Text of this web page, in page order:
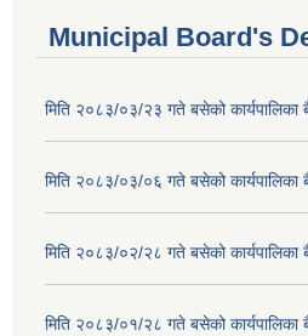
Municipal Board's
मिति २०८३/०३/२३ गते बसेको कार्यपालिका
मिति २०८३/०३/०६ गते बसेको कार्यपालिका
मिति २०८३/०२/२८ गते बसेको कार्यपालिका
मिति २०८३/०१/२८ गते बसेको कार्यपालिका